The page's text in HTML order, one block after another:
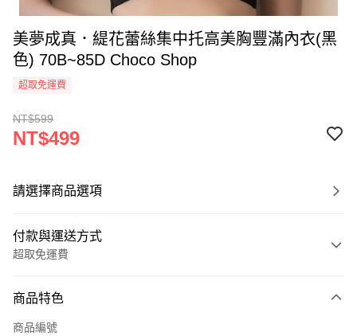
美夢成真．緹花蕾絲集中托高美胸豐滿內衣(黑
色) 70B~85D Choco Shop
超取免運費
NT$599
NT$499
請選擇商品選項
付款與運送方式
超取免運費
信用卡一次付款
商品特色
商品編號